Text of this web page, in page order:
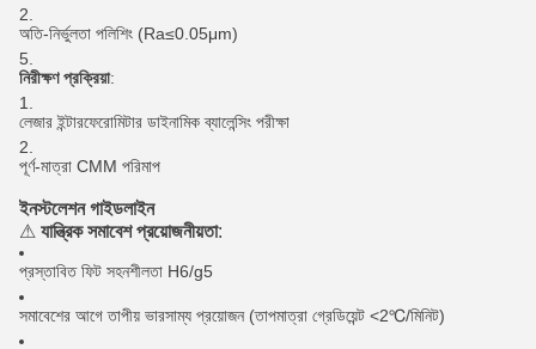
অতি-নির্ভুলতা পলিশিং (Ra≤0.05μm)
নিরীক্ষণ প্রক্রিয়া:
লেজার ইন্টারফেরোমিটার ডাইনামিক ব্যালেন্সিং পরীক্ষা
পূর্ণ-মাত্রা CMM পরিমাপ
ইনস্টলেশন গাইডলাইন
⚠ যান্ত্রিক সমাবেশ প্রয়োজনীয়তা:
প্রস্তাবিত ফিট সহনশীলতা H6/g5
সমাবেশের আগে তাপীয় ভারসাম্য প্রয়োজন (তাপমাত্রা গ্রেডিয়েন্ট <2℃/মিনিট)